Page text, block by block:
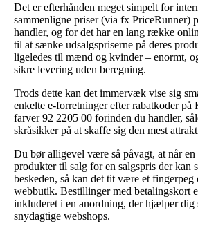
Det er efterhånden meget simpelt for
sammenligne priser (via fx PriceRunner)
handler, og for det har en lang række
til at sænke udsalgspriserne på deres
ligeledes til mænd og kvinder – enormt,
sikre levering uden beregning.
Trods dette kan det immervæk vise sig
enkelte e-forretninger efter rabatkoder på
farver 92 2205 00 forinden du handler,
skråsikker på at skaffe sig den mest
Du bør alligevel være så påvagt, at når
produkter til salg for en salgspris der kan
beskeden, så kan det tit være et
webbutik. Bestillinger med betalingskort
inkluderet i en anordning, der hjælper dig
snydagtige webshops.